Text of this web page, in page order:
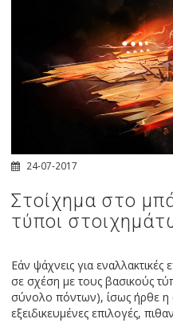
24-07-2017
Στοίχημα στο
τύποι
Εάν ψάχνεις για
σε σχέση με τους βασικούς
σύνολο πόντων), ίσως ήρθε η
εξειδικευμένες επιλογές,